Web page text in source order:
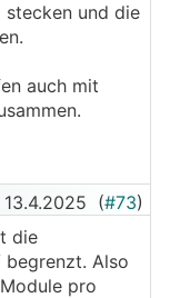
und die
auch mit
13.4.2025 (#73)
die
begrenzt. Also
pro